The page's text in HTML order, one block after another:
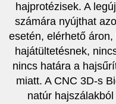
hajprotézisek. A
számára nyújthat
esetén, elérhető
hajátültetésnek,
nincs határa a
miatt. A CNC 3D-s
natúr